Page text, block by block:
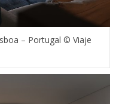
– Portugal © Viaje